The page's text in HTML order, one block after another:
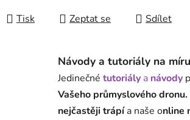
Tisk Zeptat se Sdílet
Návody a tutoriály na míru
Jedinečné tutoriály a návody
Vašeho průmyslového dronu.
nejčastěji trápía naše online